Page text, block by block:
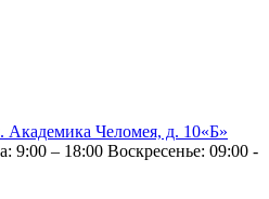
Челомея, д. 10«Б»
9:00 – 18:00 Воскресенье: 09:00 -